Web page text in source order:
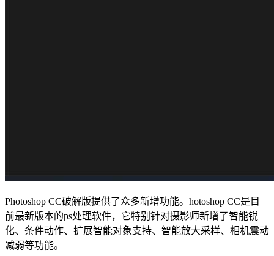
Photoshop CC破解版提供了众多新增功能。hotoshop CC是目
前最新版本的ps处理软件，它特别针对摄影师新增了智能锐
化、条件动作、扩展智能对象支持、智能放大采样、相机震动
减弱等功能。